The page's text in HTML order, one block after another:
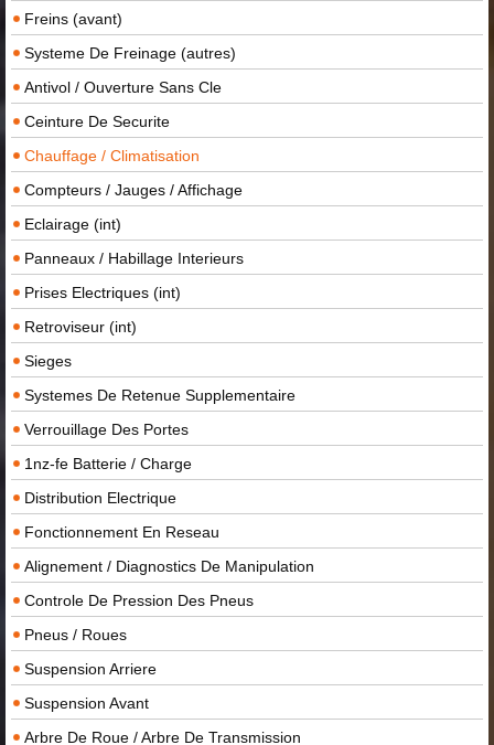
Freins (avant)
Systeme De Freinage (autres)
Antivol / Ouverture Sans Cle
Ceinture De Securite
Chauffage / Climatisation
Compteurs / Jauges / Affichage
Eclairage (int)
Panneaux / Habillage Interieurs
Prises Electriques (int)
Retroviseur (int)
Sieges
Systemes De Retenue Supplementaire
Verrouillage Des Portes
1nz-fe Batterie / Charge
Distribution Electrique
Fonctionnement En Reseau
Alignement / Diagnostics De Manipulation
Controle De Pression Des Pneus
Pneus / Roues
Suspension Arriere
Suspension Avant
Arbre De Roue / Arbre De Transmission